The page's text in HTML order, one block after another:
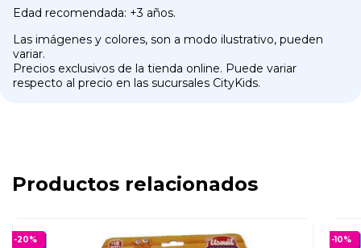
Edad recomendada: +3 años.
Las imágenes y colores, son a modo ilustrativo, pueden
variar.
Precios exclusivos de la tienda online. Puede variar
respecto al precio en las sucursales CityKids.
Productos relacionados
-20% -10%